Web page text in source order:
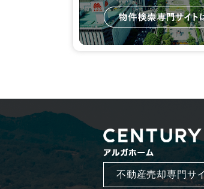
不動産売却専門サ